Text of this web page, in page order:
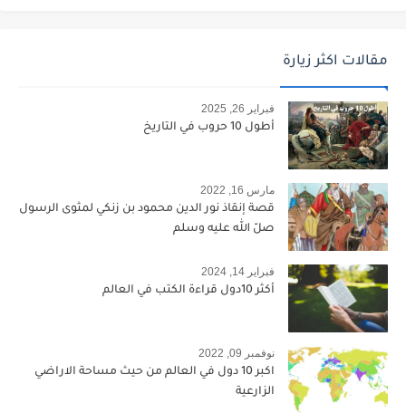
مقالات اكثر زيارة
فبراير 26, 2025
أطول 10 حروب في التاريخ
مارس 16, 2022
قصة إنقاذ نور الدين محمود بن زنكي لمثوى الرسول
صلّ الله عليه وسلم
فبراير 14, 2024
أكثر 10دول قراءة الكتب في العالم
نوفمبر 09, 2022
اكبر 10 دول في العالم من حيث مساحة الاراضي
الزارعية